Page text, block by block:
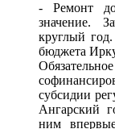
- Ремонт
значение.
круглый
бюджета
субсидии
Ангарский
ним